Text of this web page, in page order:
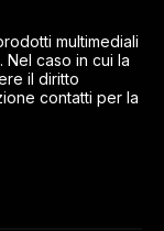
multimediali
Nel caso in cui la
il diritto
contatti per la